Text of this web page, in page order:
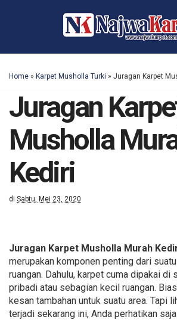
Home » Karpet Musholla Turki » Juragan Karpet
Juragan
Musholla
Kediri
di Sabtu, Mei 23, 2020
Juragan Karpet Musholla Murah
merupakan komponen penting dari
ruangan. Dahulu, karpet cuma dipakai di
pribadi atau sebagian kecil ruangan.
kesan tambahan untuk suatu area. Tapi
terjadi sekarang ini, Anda perhatikan